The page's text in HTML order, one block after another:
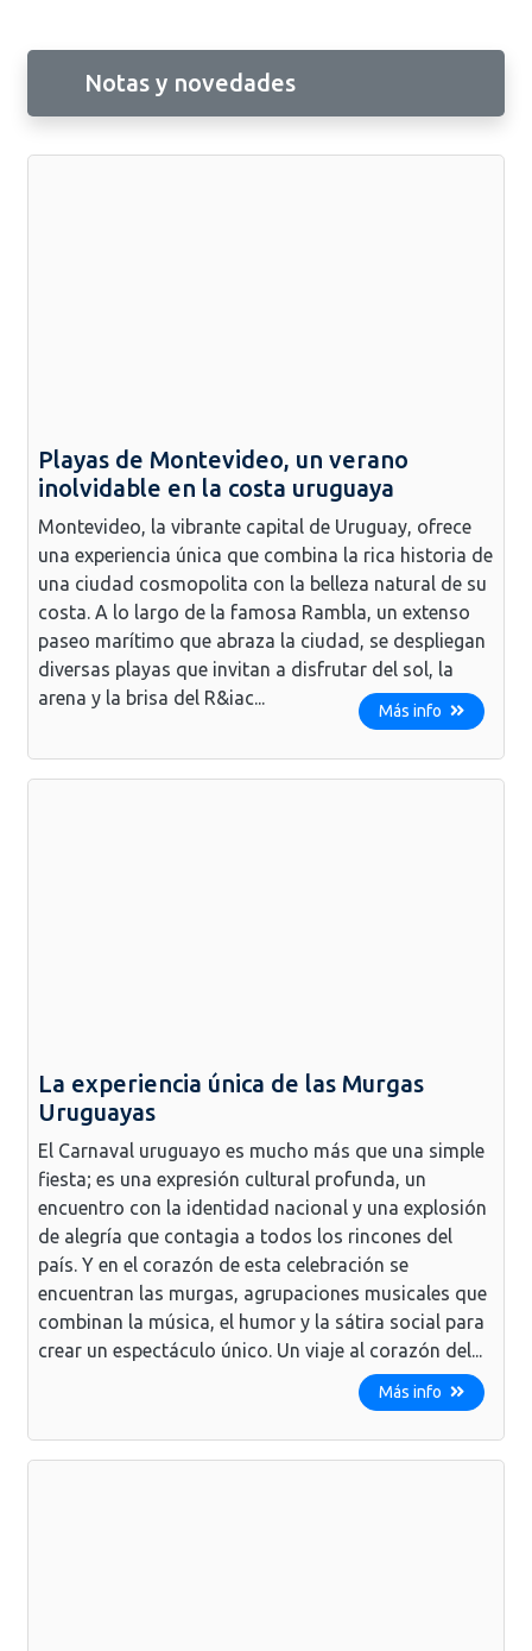
Notas y novedades
Playas de Montevideo, un verano
inolvidable en la costa uruguaya
Montevideo, la vibrante capital de Uruguay, ofrece
una experiencia única que combina la rica historia de
una ciudad cosmopolita con la belleza natural de su
costa. A lo largo de la famosa Rambla, un extenso
paseo marítimo que abraza la ciudad, se despliegan
diversas playas que invitan a disfrutar del sol, la
arena y la brisa del R&iac...
Más info
La experiencia única de las Murgas
Uruguayas
El Carnaval uruguayo es mucho más que una simple
fiesta; es una expresión cultural profunda, un
encuentro con la identidad nacional y una explosión
de alegría que contagia a todos los rincones del
país. Y en el corazón de esta celebración se
encuentran las murgas, agrupaciones musicales que
combinan la música, el humor y la sátira social para
crear un espectáculo único. Un viaje al corazón del...
Más info